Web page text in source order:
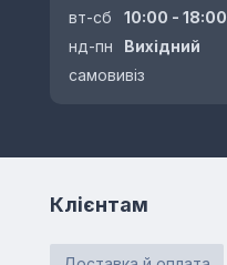
вт-сб
10:00 - 18:00
нд-пн
Вихідний
самовивіз
Клієнтам